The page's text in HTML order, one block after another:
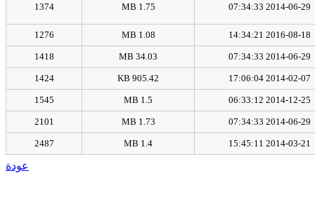
2014-06-29 07:34:33
1.75 MB
1374
2016-08-18 14:34:21
1.08 MB
1276
2014-06-29 07:34:33
34.03 MB
1418
2014-02-07 17:06:04
905.42 KB
1424
2014-12-25 06:33:12
1.5 MB
1545
2014-06-29 07:34:33
1.73 MB
2101
2014-03-21 15:45:11
1.4 MB
2487
عودة